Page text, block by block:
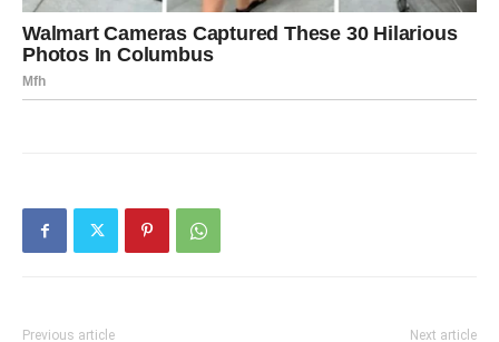
Previous article Next article